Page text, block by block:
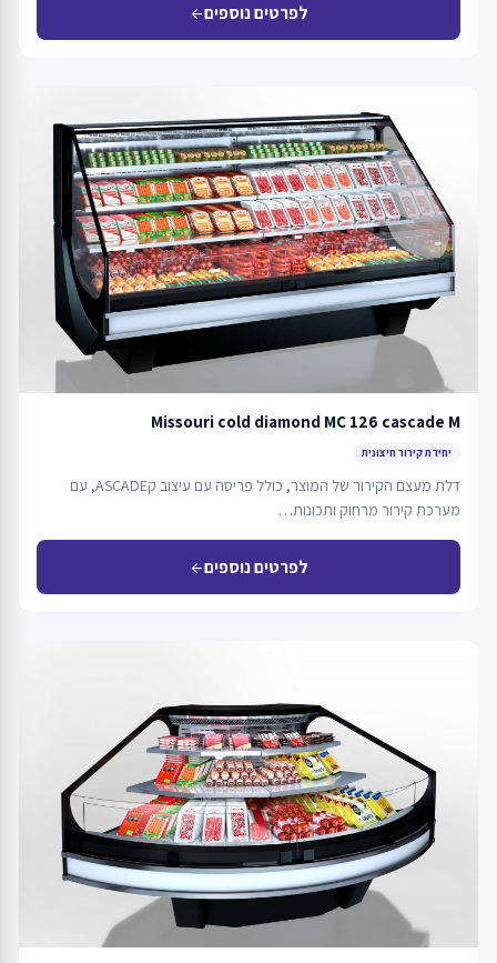
לפרטים נוספיםarrow_back
Missouri cold diamond MC 126 cascade M
יחידת קירור חיצונית
דלת מעצם הקירור של המוצר, כולל פריסה עם עיצוב קASCADE, עם
מערכת קירור מרחוק ותכונות…
לפרטים נוספיםarrow_back